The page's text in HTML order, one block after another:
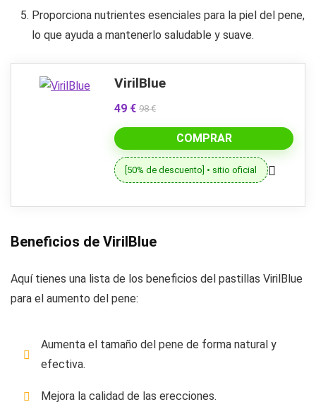
Proporciona nutrientes esenciales para la piel del pene,
lo que ayuda a mantenerlo saludable y suave.
VirilBlue
49 € 98 €
COMPRAR
[50% de descuento] • sitio oficial
Beneficios de VirilBlue
Aquí tienes una lista de los beneficios del pastillas VirilBlue
para el aumento del pene:
Aumenta el tamaño del pene de forma natural y
efectiva.
Mejora la calidad de las erecciones.